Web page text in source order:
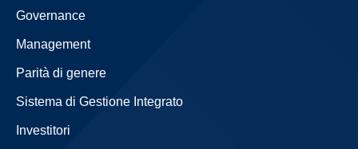
Governance
Management
Parità di genere
Sistema di Gestione Integrato
Investitori